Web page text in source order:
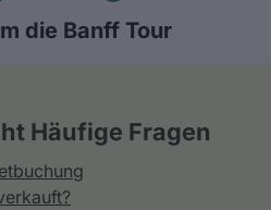
die Banff Tour
Häufige Fragen